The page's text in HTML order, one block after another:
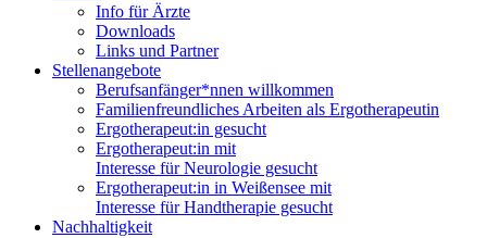
Info für Ärzte
Downloads
Links und Partner
Stellenangebote
Berufsanfänger*nnen willkommen
Familienfreundliches Arbeiten als Ergotherapeutin
Ergotherapeut:in gesucht
Ergotherapeut:in mit
Interesse für Neurologie gesucht
Ergotherapeut:in in Weißensee mit
Interesse für Handtherapie gesucht
Nachhaltigkeit